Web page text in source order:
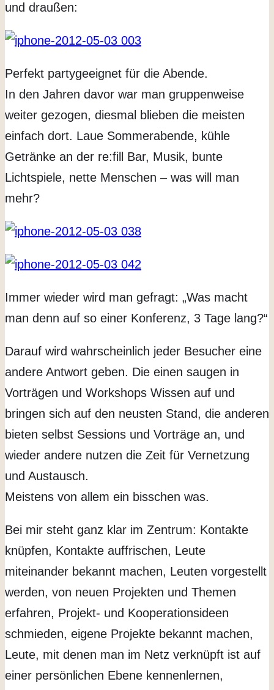
und draußen:
Perfekt partygeeignet für die Abende.
In den Jahren davor war man gruppenweise
weiter gezogen, diesmal blieben die meisten
einfach dort. Laue Sommerabende, kühle
Getränke an der re:fill Bar, Musik, bunte
Lichtspiele, nette Menschen – was will man
mehr?
Immer wieder wird man gefragt: „Was macht
man denn auf so einer Konferenz, 3 Tage lang?“
Darauf wird wahrscheinlich jeder Besucher eine
andere Antwort geben. Die einen saugen in
Vorträgen und Workshops Wissen auf und
bringen sich auf den neusten Stand, die anderen
bieten selbst Sessions und Vorträge an, und
wieder andere nutzen die Zeit für Vernetzung
und Austausch.
Meistens von allem ein bisschen was.
Bei mir steht ganz klar im Zentrum: Kontakte
knüpfen, Kontakte auffrischen, Leute
miteinander bekannt machen, Leuten vorgestellt
werden, von neuen Projekten und Themen
erfahren, Projekt- und Kooperationsideen
schmieden, eigene Projekte bekannt machen,
Leute, mit denen man im Netz verknüpft ist auf
einer persönlichen Ebene kennenlernen,